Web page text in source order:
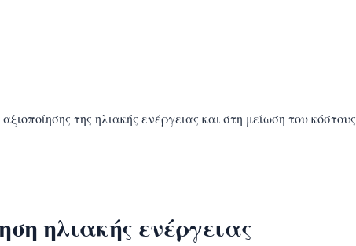
της ηλιακής ενέργειας και στη μείωση του
ηλιακής ενέργειας